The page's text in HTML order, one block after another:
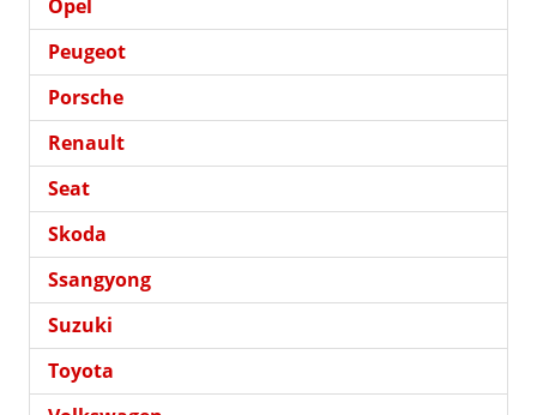
Opel
Peugeot
Porsche
Renault
Seat
Skoda
Ssangyong
Suzuki
Toyota